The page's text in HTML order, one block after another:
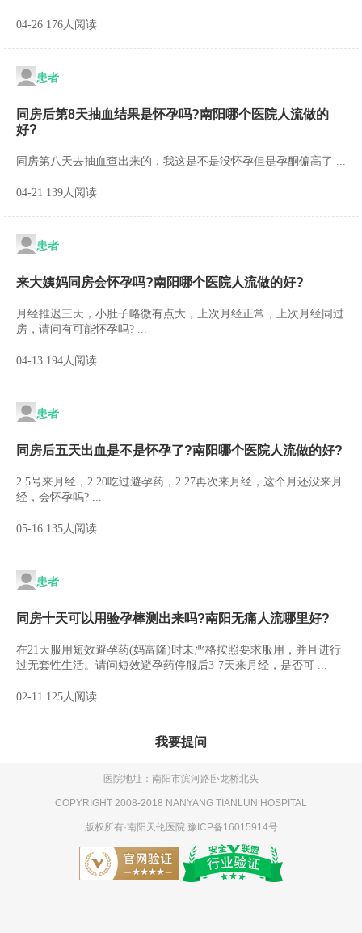
04-26 176人阅读
患者
同房后第8天抽血结果是怀孕吗?南阳哪个医院人流做的
好?
同房第八天去抽血查出来的，我这是不是没怀孕但是孕酮偏高了 ...
04-21 139人阅读
患者
来大姨妈同房会怀孕吗?南阳哪个医院人流做的好?
月经推迟三天，小肚子略微有点大，上次月经正常，上次月经同过
房，请问有可能怀孕吗? ...
04-13 194人阅读
患者
同房后五天出血是不是怀孕了?南阳哪个医院人流做的好?
2.5号来月经，2.20吃过避孕药，2.27再次来月经，这个月还没来月
经，会怀孕吗? ...
05-16 135人阅读
患者
同房十天可以用验孕棒测出来吗?南阳无痛人流哪里好?
在21天服用短效避孕药(妈富隆)时未严格按照要求服用，并且进行
过无套性生活。请问短效避孕药停服后3-7天来月经，是否可 ...
02-11 125人阅读
我要提问
医院地址：南阳市滨河路卧龙桥北头
COPYRIGHT 2008-2018 NANYANG TIANLUN HOSPITAL
版权所有·南阳天伦医院 豫ICP备16015914号